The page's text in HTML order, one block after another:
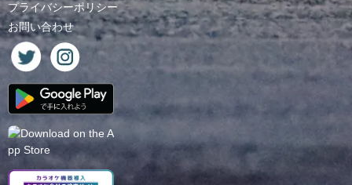
プライバシーポリシー
お問い合わせ